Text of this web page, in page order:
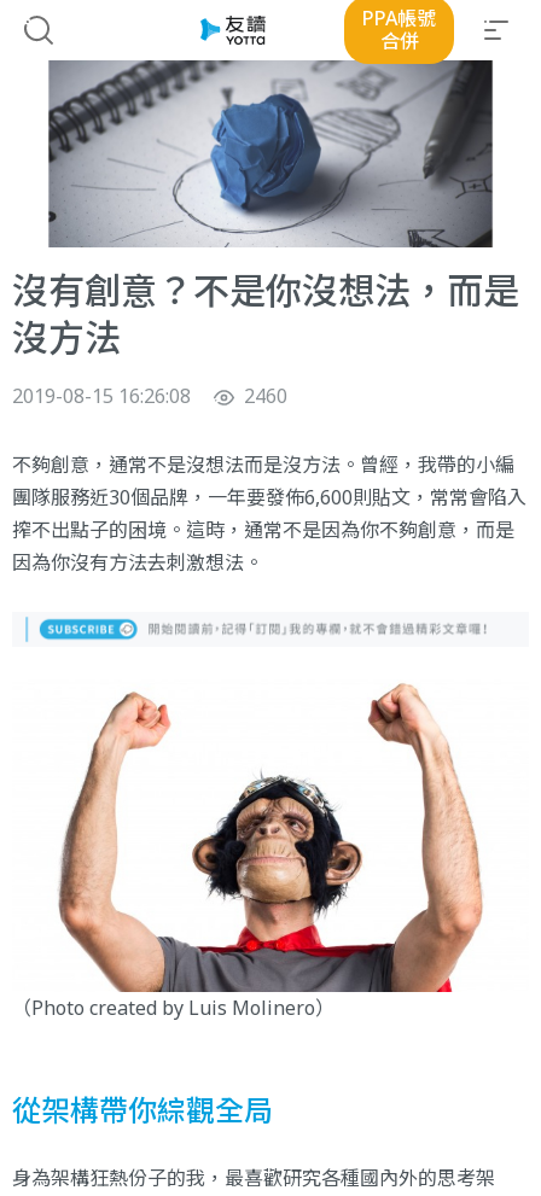
PPA帳號
合併
沒有創意？不是你沒想法，而是
沒方法
2019-08-15 16:26:08 2460
不夠創意，通常不是沒想法而是沒方法。曾經，我帶的小編
團隊服務近30個品牌，一年要發佈6,600則貼文，常常會陷入
搾不出點子的困境。這時，通常不是因為你不夠創意，而是
因為你沒有方法去刺激想法。
（Photo created by Luis Molinero）
從架構帶你綜觀全局
身為架構狂熱份子的我，最喜歡研究各種國內外的思考架